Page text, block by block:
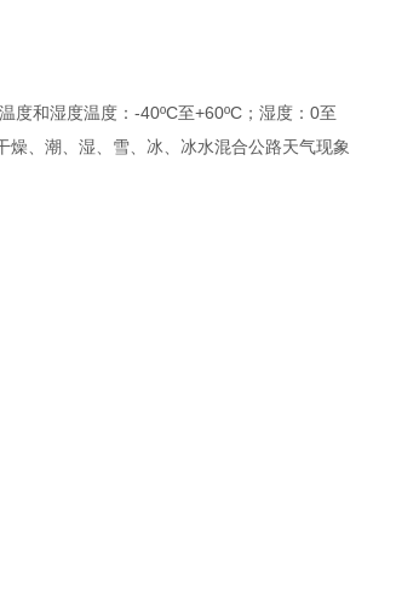
和湿度温度：-40ºC至+60ºC；湿度：0至
、潮、湿、雪、冰、冰水混合公路天气现象